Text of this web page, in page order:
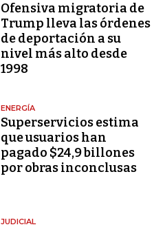
Ofensiva migratoria de
Trump lleva las órdenes
de deportación a su
nivel más alto desde
1998
ENERGÍA
Superservicios estima
que usuarios han
pagado $24,9 billones
por obras inconclusas
JUDICIAL